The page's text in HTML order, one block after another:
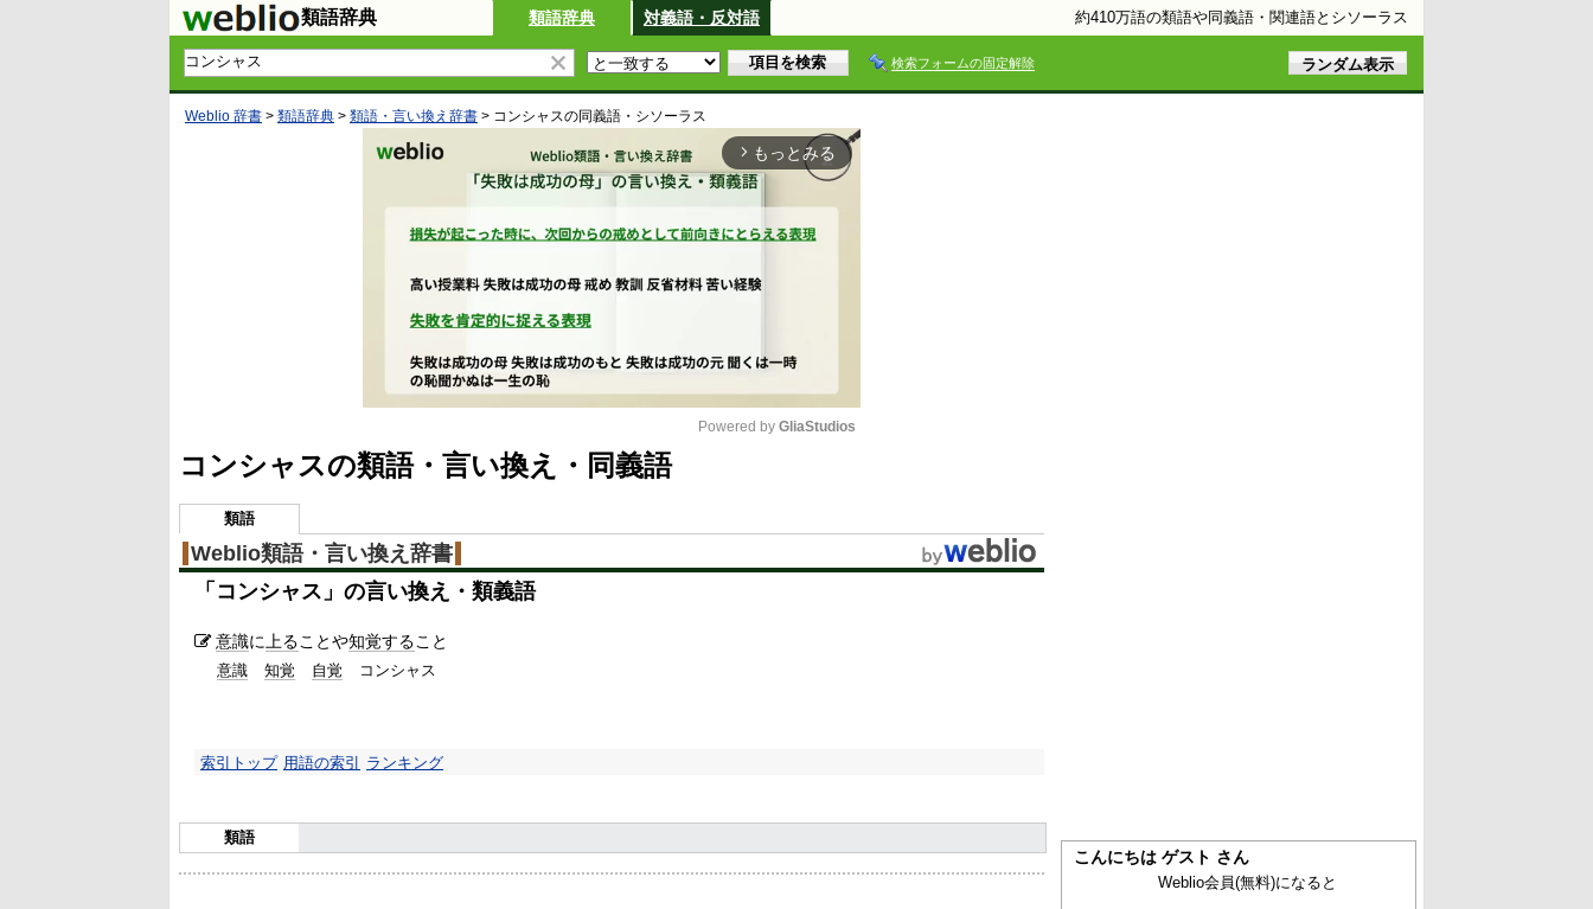
類語辞典 類語辞典 対義語・反対語 約410万語の類語や同義語・関連語とシソーラス
検索フォームの固定解除
Weblio 辞書 > 類語辞典 > 類語・言い換え辞書 > コンシャスの同義語・シソーラス
arrow_forward_ios もっとみる
Powered by GliaStudios
コンシャスの類語・言い換え・同義語
類語
Weblio類語・言い換え辞書
「 コンシャス 」の言い換え・類義語
意識に上ることや知覚すること
意識 知覚 自覚 コンシャス
索引トップ 用語の索引 ランキング
類語
こんにちは ゲスト さん
Weblio会員(無料)になると